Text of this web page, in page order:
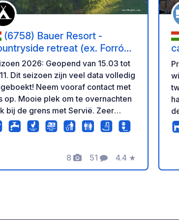
(6758) Bauer Resort -
retreat (ex. Forró
2026: Geopend van 15.03 tot
Dit seizoen zijn veel data volledig
Neem vooraf contact met
om te overnachten
bij de grens met Servië. Zeer
locatie met veel
De eigenaar is
– voor verschillende
zijn er verschillende
8
Foto's
51
Commentaren
4.4
Beoordeling
★